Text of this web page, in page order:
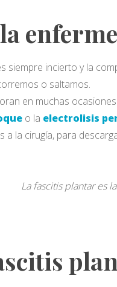
siempre incierto y la
o saltamos.
en muchas
o la electrolisis
a la cirugía, para
La fascitis plantar es